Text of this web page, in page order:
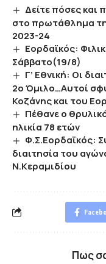
Δείτε πόσες και
στο πρωτάθλημα
2023-24
Eορδαϊκός:
Σάββατο(19/8)
Γ’ Εθνική: Οι
2ο Όμιλο…Αυτοί
Κοζάνης και του
Πέθανε ο
ηλικία 78 ετών
Φ.Σ.Εορδαϊκός:
διαιτησία του
Ν.Κεραμιδίου
Πως